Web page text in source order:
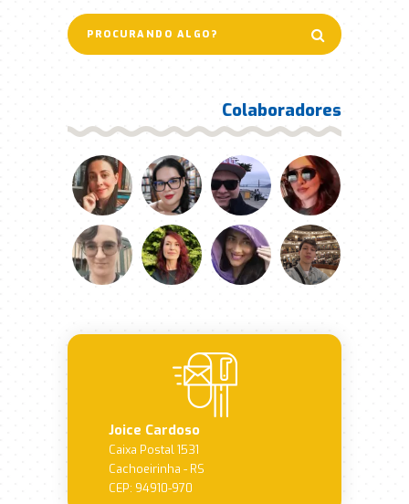
Colaboradores
Joice Cardoso
Caixa Postal 1531
Cachoeirinha - RS
CEP: 94910-970